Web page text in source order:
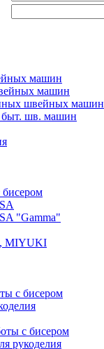
машин
машин
швейных машин
быт. шв. машин
"Gamma"
MIYUKI
с бисером
с бисером
рукоделия